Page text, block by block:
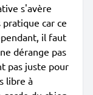
s'avère
car ce
il faut
dérange pas
pas juste pour
libre à